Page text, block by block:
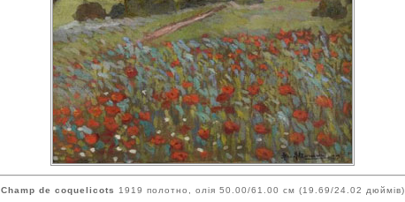
Champ de coquelicots
1919 полотно, олія 50.00/61.00 см (19.69/24.02 дюймів)